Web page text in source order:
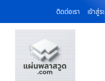
ติดต่อเรา เข้าสู่